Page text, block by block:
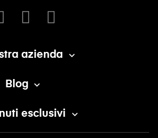
azienda 
Blog 
esclusivi 